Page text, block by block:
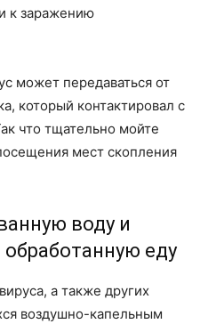
к заражению
может передаваться от
который контактировал с
что тщательно мойте
мест скопления
воду и
еду
а также других
воздушно-капельным